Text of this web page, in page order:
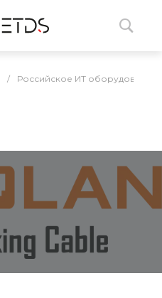
/ Российское ИТ оборудование